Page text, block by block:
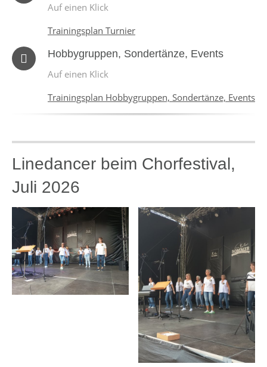
Auf einen Klick
Trainingsplan Turnier
Hobbygruppen, Sondertänze, Events
Auf einen Klick
Trainingsplan Hobbygruppen, Sondertänze, Events
Linedancer beim Chorfestival,
Juli 2026